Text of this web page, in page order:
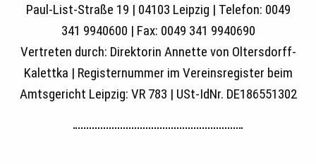
Paul-List-Straße 19 | 04103 Leipzig | Telefon: 0049
341 9940600 | Fax: 0049 341 9940690
Vertreten durch: Direktorin Annette von Oltersdorff-
Kalettka | Registernummer im Vereinsregister beim
Amtsgericht Leipzig: VR 783 | USt-IdNr. DE186551302